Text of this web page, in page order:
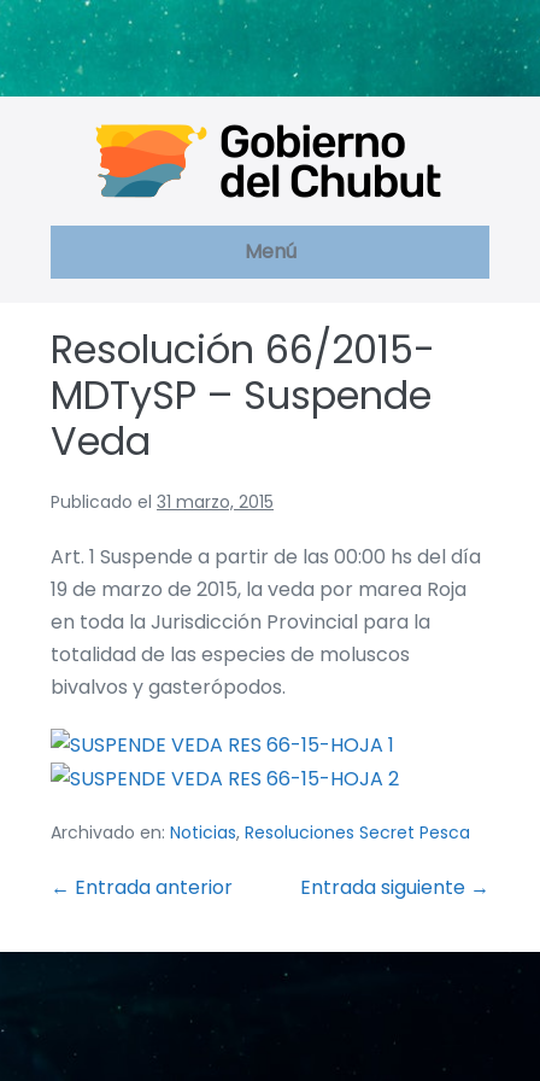
Menú
Resolución 66/2015-
MDTySP – Suspende
Veda
Publicado el 31 marzo, 2015
Art. 1 Suspende a partir de las 00:00 hs del día
19 de marzo de 2015, la veda por marea Roja
en toda la Jurisdicción Provincial para la
totalidad de las especies de moluscos
bivalvos y gasterópodos.
Archivado en: Noticias, Resoluciones Secret Pesca
Navegación
entradas
← Entrada anterior Entrada siguiente →